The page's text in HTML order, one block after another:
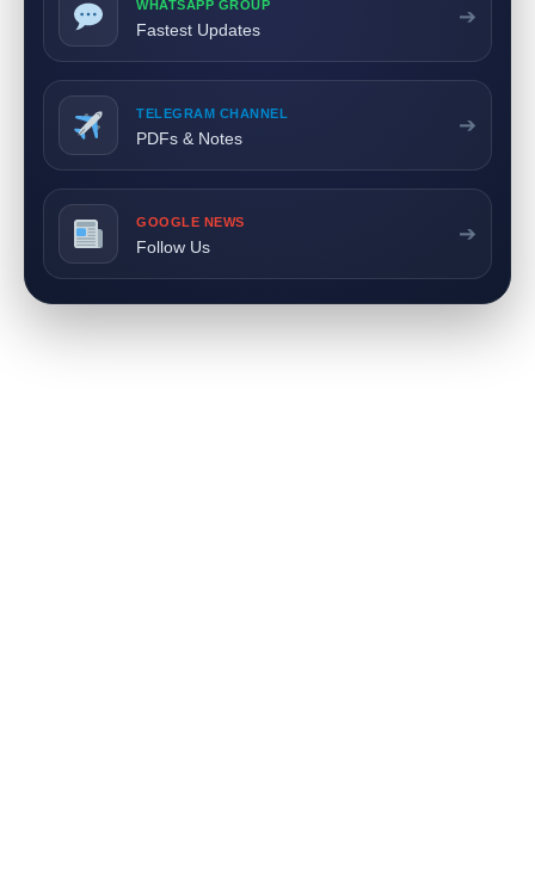
WHATSAPP GROUP
Fastest Updates
➔
TELEGRAM CHANNEL
PDFs & Notes
➔
GOOGLE NEWS
Follow Us
➔